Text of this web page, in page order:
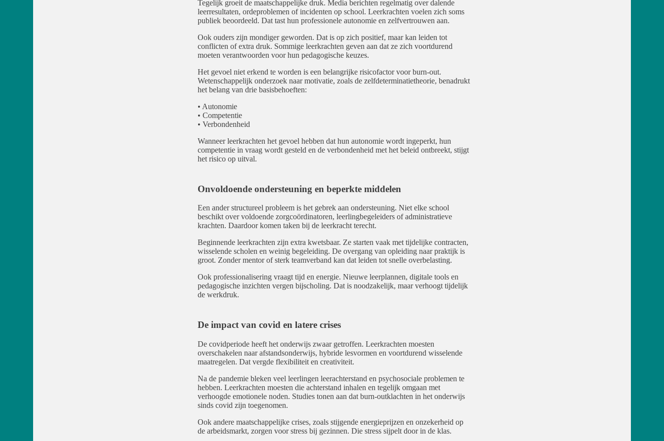
Tegelijk groeit de maatschappelijke druk. Media berichten regelmatig over dalende
leerresultaten, ordeproblemen of incidenten op school. Leerkrachten voelen zich soms
publiek beoordeeld. Dat tast hun professionele autonomie en zelfvertrouwen aan.
Ook ouders zijn mondiger geworden. Dat is op zich positief, maar kan leiden tot
conflicten of extra druk. Sommige leerkrachten geven aan dat ze zich voortdurend
moeten verantwoorden voor hun pedagogische keuzes.
Het gevoel niet erkend te worden is een belangrijke risicofactor voor burn-out.
Wetenschappelijk onderzoek naar motivatie, zoals de zelfdeterminatietheorie, benadrukt
het belang van drie basisbehoeften:
• Autonomie
• Competentie
• Verbondenheid
Wanneer leerkrachten het gevoel hebben dat hun autonomie wordt ingeperkt, hun
competentie in vraag wordt gesteld en de verbondenheid met het beleid ontbreekt, stijgt
het risico op uitval.
Onvoldoende ondersteuning en beperkte middelen
Een ander structureel probleem is het gebrek aan ondersteuning. Niet elke school
beschikt over voldoende zorgcoördinatoren, leerlingbegeleiders of administratieve
krachten. Daardoor komen taken bij de leerkracht terecht.
Beginnende leerkrachten zijn extra kwetsbaar. Ze starten vaak met tijdelijke contracten,
wisselende scholen en weinig begeleiding. De overgang van opleiding naar praktijk is
groot. Zonder mentor of sterk teamverband kan dat leiden tot snelle overbelasting.
Ook professionalisering vraagt tijd en energie. Nieuwe leerplannen, digitale tools en
pedagogische inzichten vergen bijscholing. Dat is noodzakelijk, maar verhoogt tijdelijk
de werkdruk.
De impact van covid en latere crises
De covidperiode heeft het onderwijs zwaar getroffen. Leerkrachten moesten
overschakelen naar afstandsonderwijs, hybride lesvormen en voortdurend wisselende
maatregelen. Dat vergde flexibiliteit en creativiteit.
Na de pandemie bleken veel leerlingen leerachterstand en psychosociale problemen te
hebben. Leerkrachten moesten die achterstand inhalen en tegelijk omgaan met
verhoogde emotionele noden. Studies tonen aan dat burn-outklachten in het onderwijs
sinds covid zijn toegenomen.
Ook andere maatschappelijke crises, zoals stijgende energieprijzen en onzekerheid op
de arbeidsmarkt, zorgen voor stress bij gezinnen. Die stress sijpelt door in de klas.